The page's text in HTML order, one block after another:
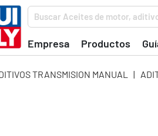
Buscar Aceites de motor,
Empresa Productos
TRANSMISION MANUAL |